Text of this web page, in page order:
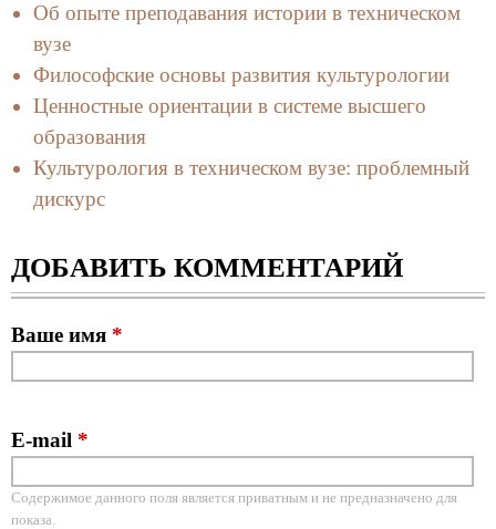
Об опыте преподавания истории в техническом
вузе
Философские основы развития культурологии
Ценностные ориентации в системе высшего
образования
Культурология в техническом вузе: проблемный
дискурс
ДОБАВИТЬ КОММЕНТАРИЙ
Ваше имя *
E-mail *
Содержимое данного поля является приватным и не предназначено для
показа.